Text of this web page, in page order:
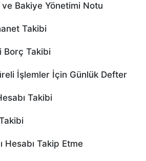
ve Bakiye Yönetimi Notu
Takibi
Borç Takibi
İşlemler İçin Günlük Defter
Takibi
Hesabı Takip Etme